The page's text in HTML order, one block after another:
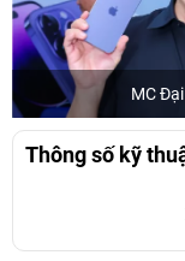
MC
Thông số kỹ